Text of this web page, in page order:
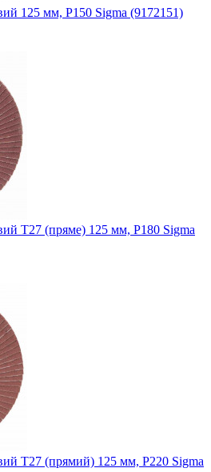
125 мм, P150 Sigma (9172151)
Т27 (пряме) 125 мм, P180 Sigma
Т27 (прямий) 125 мм, P220 Sigma